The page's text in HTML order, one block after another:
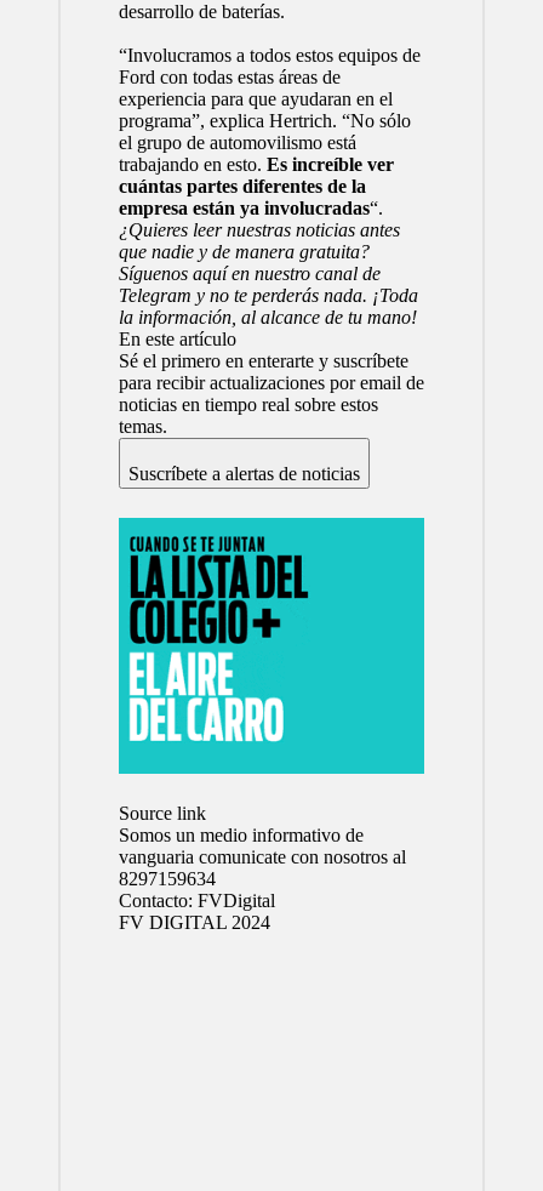
desarrollo de baterías.
“Involucramos a todos estos equipos de
Ford con todas estas áreas de
experiencia para que ayudaran en el
programa”, explica Hertrich. “No sólo
el grupo de automovilismo está
trabajando en esto. Es increíble ver
cuántas partes diferentes de la
empresa están ya involucradas“.
¿Quieres leer nuestras noticias antes
que nadie y de manera gratuita?
Síguenos aquí en nuestro canal de
Telegram y no te perderás nada. ¡Toda
la información, al alcance de tu mano!
En este artículo
Sé el primero en enterarte y suscríbete
para recibir actualizaciones por email de
noticias en tiempo real sobre estos
temas.
Suscríbete a alertas de noticias
Source link
Somos un medio informativo de
vanguaria comunicate con nosotros al
8297159634
Contacto: FVDigital
FV DIGITAL 2024